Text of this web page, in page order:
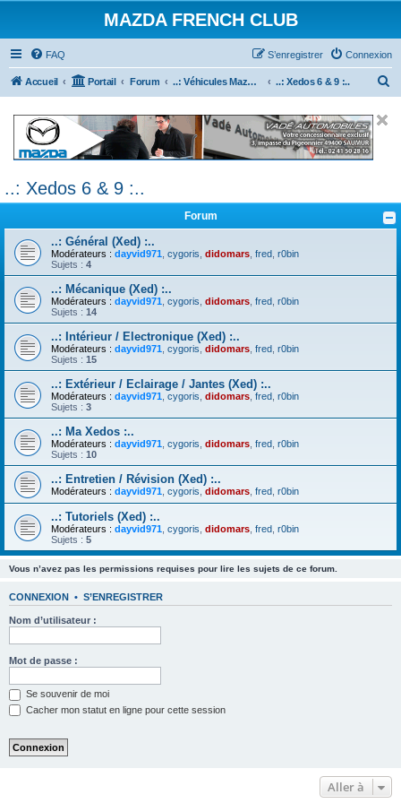
MAZDA FRENCH CLUB
FAQ Connexion
S’enregistrer
Accueil Portail Forum ..: Véhicules Mazda ancien (<2003) :.. ..: Xedos 6 & 9 :..
c
h
r
..: Xedos 6 & 9 :..
Forum
..: Général (Xed) :..
Modérateurs : dayvid971 cygoris didomars fred r0bin
Sujets : 4
..: Mécanique (Xed) :..
Modérateurs : dayvid971 cygoris didomars fred r0bin
Sujets : 14
..: Intérieur / Electronique (Xed) :..
Modérateurs : dayvid971 cygoris didomars fred r0bin
Sujets : 15
..: Extérieur / Eclairage / Jantes (Xed) :..
Modérateurs : dayvid971 cygoris didomars fred r0bin
Sujets : 3
..: Ma Xedos :..
Modérateurs : dayvid971 cygoris didomars fred r0bin
Sujets : 10
..: Entretien / Révision (Xed) :..
Modérateurs : dayvid971 cygoris didomars fred r0bin
..: Tutoriels (Xed) :..
Modérateurs : dayvid971 cygoris didomars fred r0bin
Sujets : 5
Vous n’avez pas les permissions requises pour lire les sujets de ce forum.
CONNEXION • S’ENREGISTRER
Nom d’utilisateur :
Mot de passe :
Se souvenir de moi
Cacher mon statut en ligne pour cette session
Aller à